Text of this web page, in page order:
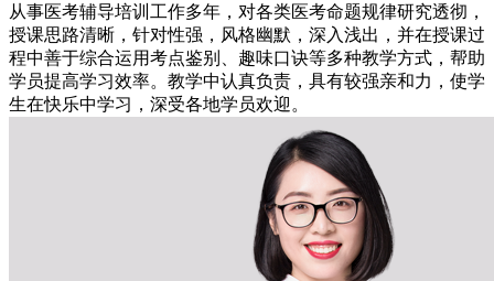
从事医考辅导培训工作多年，对各类医考命题规律研究透彻，
授课思路清晰，针对性强，风格幽默，深入浅出，并在授课过
程中善于综合运用考点鉴别、趣味口诀等多种教学方式，帮助
学员提高学习效率。教学中认真负责，具有较强亲和力，使学
生在快乐中学习，深受各地学员欢迎。